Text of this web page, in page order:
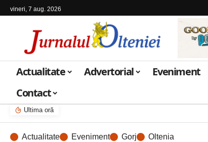
vineri, 7 aug. 2026
Actualitate Advertorial Eveniment
Contact
Ultima oră
Actualitate Eveniment Gorj Oltenia